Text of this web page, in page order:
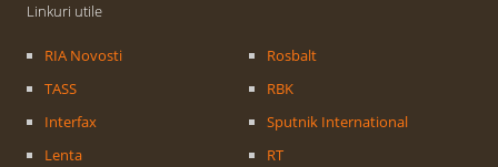
Linkuri utile
RIA Novosti
TASS
Interfax
Lenta
Rosbalt
RBK
Sputnik International
RT